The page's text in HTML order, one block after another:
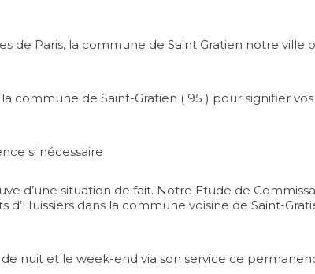
Paris, la commune de Saint Gratien notre ville
commune de Saint-Gratien ( 95 ) pour signifier
si nécessaire
d’une situation de fait. Notre Etude de
dans la commune voisine de Saint-
nuit et le week-end via son service ce